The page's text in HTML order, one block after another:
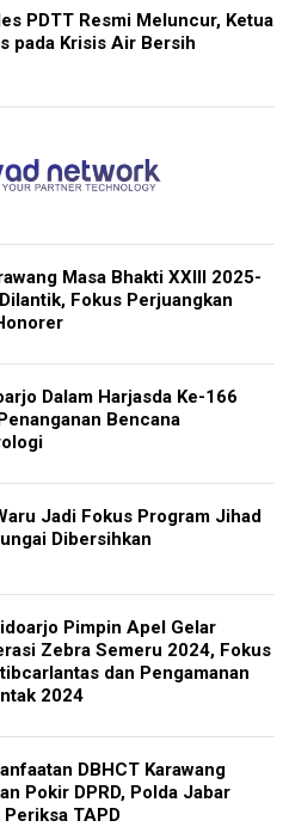
PDTT Resmi Meluncur, Ketua
pada Krisis Air Bersih
Masa Bhakti XXIII 2025-
Fokus Perjuangkan
Dalam Harjasda Ke-166
Bencana
Jadi Fokus Program Jihad
Dibersihkan
Pimpin Apel Gelar
Zebra Semeru 2024, Fokus
dan Pengamanan
2024
DBHCT Karawang
Pokir DPRD, Polda Jabar
TAPD